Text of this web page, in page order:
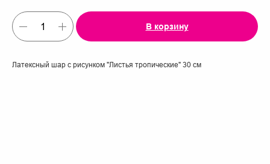
В корзину
Латексный шар с рисунком "Листья тропические" 30 см